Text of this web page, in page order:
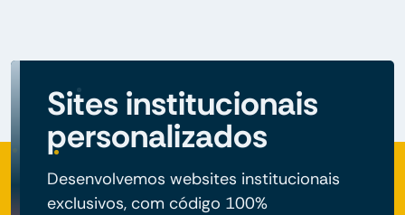
Sites institucionais
personalizados
Desenvolvemos websites institucionais
exclusivos, com código 100%